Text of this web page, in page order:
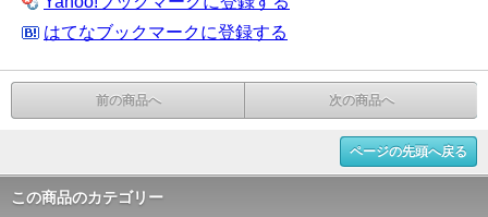
はてなブックマークに登録する
前の商品へ 次の商品へ
ページの先頭へ戻る
この商品のカテゴリー